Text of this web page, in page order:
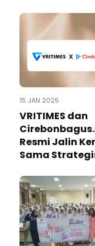
15 JAN 2025
VRITIMES dan
Resmi Jalin
Sama